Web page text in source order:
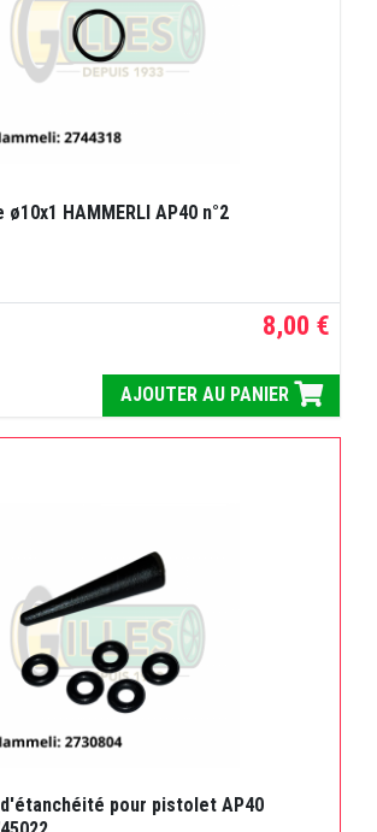
HAMMERLI AP40 n°2
8,00 €
AJOUTER AU PANIER
pour pistolet AP40